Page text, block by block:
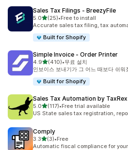
Sales Tax Filings ‑ BreezyFile
5.0별 5개 중
(25)
총 리뷰 25개
•Free to install
Accurate sales tax filing, tax
Built for Shopify
Simple Invoice ‑ Order Printer
4.9별 5개 중
(410)
총 리뷰 410개
•무료 설치
인보이스 보내기가 그 어느 때보다 쉬워
Built for Shopify
Sales Tax Automation by TaxRex
5.0별 5개 중
(117)
총 리뷰 117개
•Free trial available
US State sales tax registration,
Comply
3.3별 5개 중
(3)
총 리뷰 3개
•Free
Automatic fiscal compliance for